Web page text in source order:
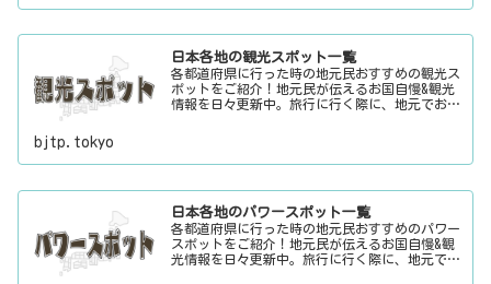
日本各地の観光スポット一覧
各都道府県に行った時の地元民おすすめの観光ス
ポットをご紹介！地元民が伝えるお国自慢&観光
情報を日々更新中。旅行に行く際に、地元でお客
bjtp.tokyo
日本各地のパワースポット一覧
各都道府県に行った時の地元民おすすめのパワー
スポットをご紹介！地元民が伝えるお国自慢&観
光情報を日々更新中。旅行に行く際に、地元でお